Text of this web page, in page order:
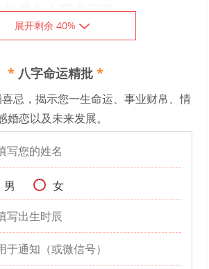
的属兔人事业运势
和、文静、显得彬彬有礼，胸襟宽广，有
之年的属兔人会借着一飞冲天的运势攀上高
内给与属兔人最大的帮扶，工作中遇到难题
属兔人的财运
生的财运运势都容易受到事业影响，如果
，财运也会减少。所以需要提醒1987年属兔
免钱财损失，以及在公共场合上面需要多多
时，1987年属兔人在投资方面一定需要谨慎
中得到了贵人的相助从而豁然开朗。
展开剩余 40%
*八字命运精批 *
忌，揭示您一生命运、事业财帛、情
婚恋以及未来发展。
男
女